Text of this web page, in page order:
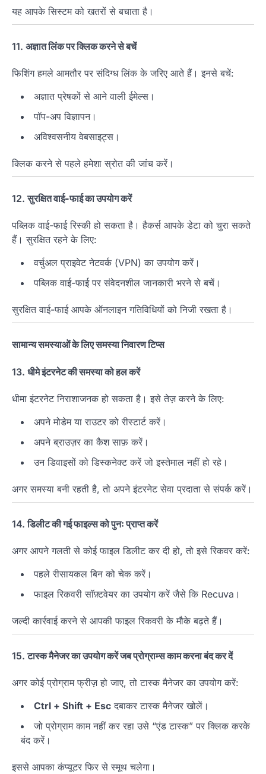
यह आपके सिस्टम को खतरों से बचाता है।
11. अज्ञात लिंक पर क्लिक करने से बचें
फिशिंग हमले आमतौर पर संदिग्ध लिंक के जरिए आते हैं। इनसे बचें:
अज्ञात प्रेषकों से आने वाली ईमेल्स।
पॉप-अप विज्ञापन।
अविश्वसनीय वेबसाइट्स।
क्लिक करने से पहले हमेशा स्रोत की जांच करें।
12.सुरक्षित वाई-फाई का उपयोग करें
पब्लिक वाई-फाई रिस्की हो सकता है। हैकर्स आपके डेटा को चुरा सकते
हैं। सुरक्षित रहने के लिए:
वर्चुअल प्राइवेट नेटवर्क (VPN) का उपयोग करें।
पब्लिक वाई-फाई पर संवेदनशील जानकारी भरने से बचें।
सुरक्षित वाई-फाई आपके ऑनलाइन गतिविधियों को निजी रखता है।
सामान्य समस्याओं के लिए समस्या निवारण टिप्स
13. धीमे इंटरनेट की समस्या को हल करें
धीमा इंटरनेट निराशाजनक हो सकता है। इसे तेज़ करने के लिए:
अपने मोडेम या राउटर को रीस्टार्ट करें।
अपने ब्राउज़र का कैश साफ़ करें।
उन डिवाइसों को डिस्कनेक्ट करें जो इस्तेमाल नहीं हो रहे।
अगर समस्या बनी रहती है, तो अपने इंटरनेट सेवा प्रदाता से संपर्क करें।
14.डिलीट की गई फाइल्स को पुनः प्राप्त करें
अगर आपने गलती से कोई फाइल डिलीट कर दी हो, तो इसे रिकवर करें:
पहले रीसायकल बिन को चेक करें।
फाइल रिकवरी सॉफ़्टवेयर का उपयोग करें जैसे कि Recuva।
जल्दी कार्रवाई करने से आपकी फाइल रिकवरी के मौके बढ़ते हैं।
15.टास्क मैनेजर का उपयोग करें जब प्रोग्राम्स काम करना बंद कर दें
अगर कोई प्रोग्राम फ्रीज़ हो जाए, तो टास्क मैनेजर का उपयोग करें:
Ctrl + Shift + Esc दबाकर टास्क मैनेजर खोलें।
जो प्रोग्राम काम नहीं कर रहा उसे “एंड टास्क” पर क्लिक करके
बंद करें।
इससे आपका कंप्यूटर फिर से स्मूथ चलेगा।